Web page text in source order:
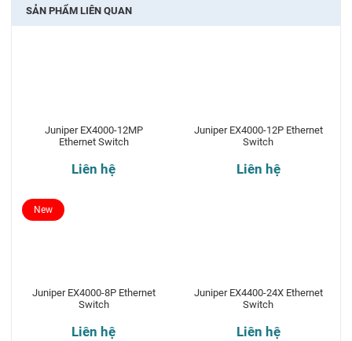
SẢN PHẨM LIÊN QUAN
Juniper EX4000-12MP
Ethernet Switch
Liên hệ
Juniper EX4000-12P Ethernet
Switch
Liên hệ
Juniper EX4000-8P Ethernet
Switch
Liên hệ
New
Juniper EX4400-24X Ethernet
Switch
Liên hệ